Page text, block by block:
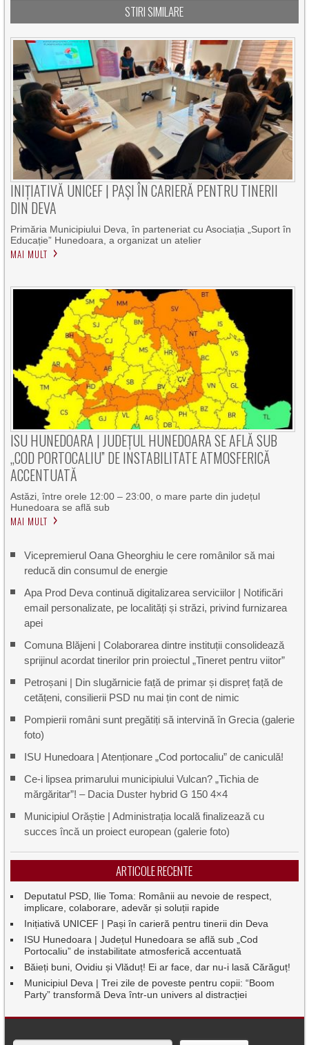
STIRI SIMILARE
INIȚIATIVĂ UNICEF | PAȘI ÎN CARIERĂ PENTRU TINERII
DIN DEVA
Primăria Municipiului Deva, în parteneriat cu Asociația „Suport în
Educație” Hunedoara, a organizat un atelier
MAI MULT
ISU HUNEDOARA | JUDEȚUL HUNEDOARA SE AFLĂ SUB
„COD PORTOCALIU” DE INSTABILITATE ATMOSFERICĂ
ACCENTUATĂ
Astăzi, între orele 12:00 – 23:00, o mare parte din județul
Hunedoara se află sub
MAI MULT
Vicepremierul Oana Gheorghiu le cere românilor să mai
reducă din consumul de energie
Apa Prod Deva continuă digitalizarea serviciilor | Notificări
email personalizate, pe localități și străzi, privind furnizarea
apei
Comuna Blăjeni | Colaborarea dintre instituții consolidează
sprijinul acordat tinerilor prin proiectul „Tineret pentru viitor”
Petroșani | Din slugărnicie față de primar și dispreț față de
cetățeni, consilierii PSD nu mai țin cont de nimic
Pompierii români sunt pregătiți să intervină în Grecia (galerie
foto)
ISU Hunedoara | Atenționare „Cod portocaliu” de caniculă!
Ce-i lipsea primarului municipiului Vulcan? „Tichia de
mărgăritar”! – Dacia Duster hybrid G 150 4×4
Municipiul Orăștie | Administrația locală finalizează cu
succes încă un proiect european (galerie foto)
ARTICOLE RECENTE
Deputatul PSD, Ilie Toma: Românii au nevoie de respect,
implicare, colaborare, adevăr și soluții rapide
Inițiativă UNICEF | Pași în carieră pentru tinerii din Deva
ISU Hunedoara | Județul Hunedoara se află sub „Cod
Portocaliu” de instabilitate atmosferică accentuată
Băieți buni, Ovidiu și Vlăduț! Ei ar face, dar nu-i lasă Cărăguț!
Municipiul Deva | Trei zile de poveste pentru copii: “Boom
Party” transformă Deva într-un univers al distracției